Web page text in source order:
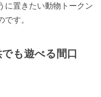
に置きたい動物トークン
す。
も遊べる間口